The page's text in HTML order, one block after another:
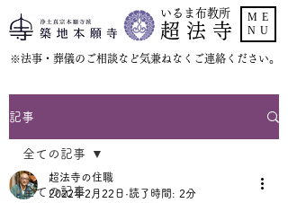
いるま布教所
超 法 寺
​※法事・葬儀のご相談など気兼ねなくご連絡ください。
ME
NU
記事
全ての記事
全ての記事
超法寺の住職
2022年2月22日 読了時間: 2分